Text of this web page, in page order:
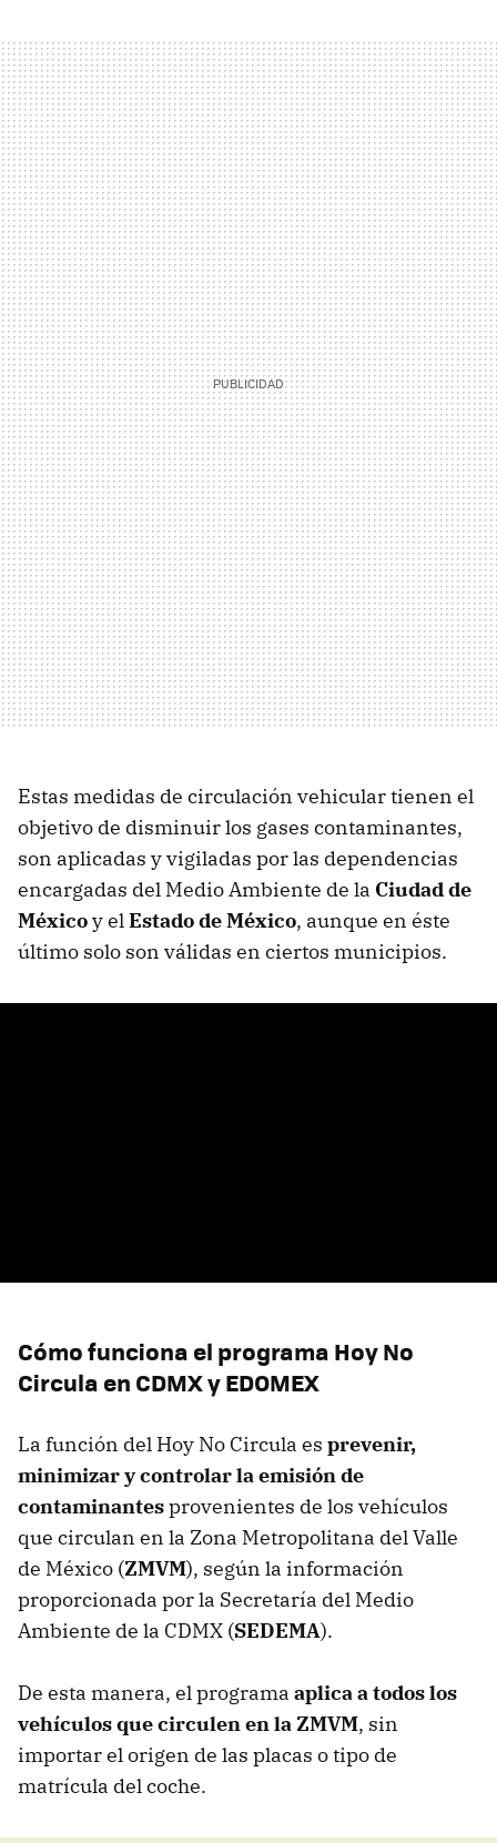
Estas medidas de circulación vehicular tienen el
objetivo de disminuir los gases contaminantes,
son aplicadas y vigiladas por las dependencias
encargadas del Medio Ambiente de la Ciudad de
Méxicoy elEstado de México, aunque en éste
último solo son válidas en ciertos municipios.
Cómo funciona el programa Hoy No
Circula en CDMX y EDOMEX
La función del Hoy No Circula es prevenir,
minimizar y controlar la emisión de
contaminantesprovenientes de los vehículos
que circulan en la Zona Metropolitana del Valle
de México (ZMVM), según la información
proporcionada por la Secretaría del Medio
Ambiente de la CDMX (SEDEMA).
De esta manera, el programa aplica a todos los
vehículos que circulen en la ZMVM, sin
importar el origen de las placas o tipo de
matrícula del coche.